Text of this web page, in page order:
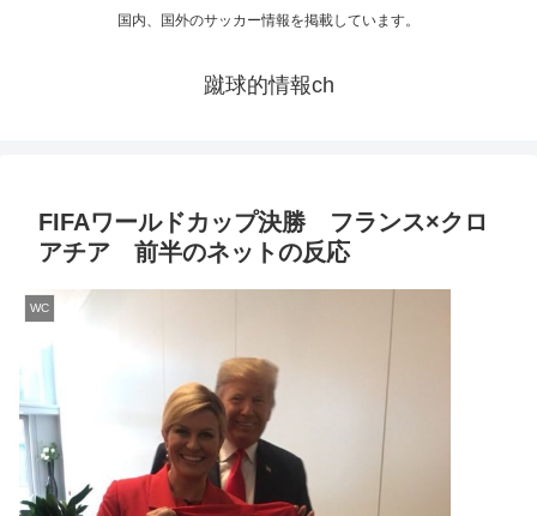
国内、国外のサッカー情報を掲載しています。
蹴球的情報ch
FIFAワールドカップ決勝 フランス×クロ
アチア 前半のネットの反応
WC